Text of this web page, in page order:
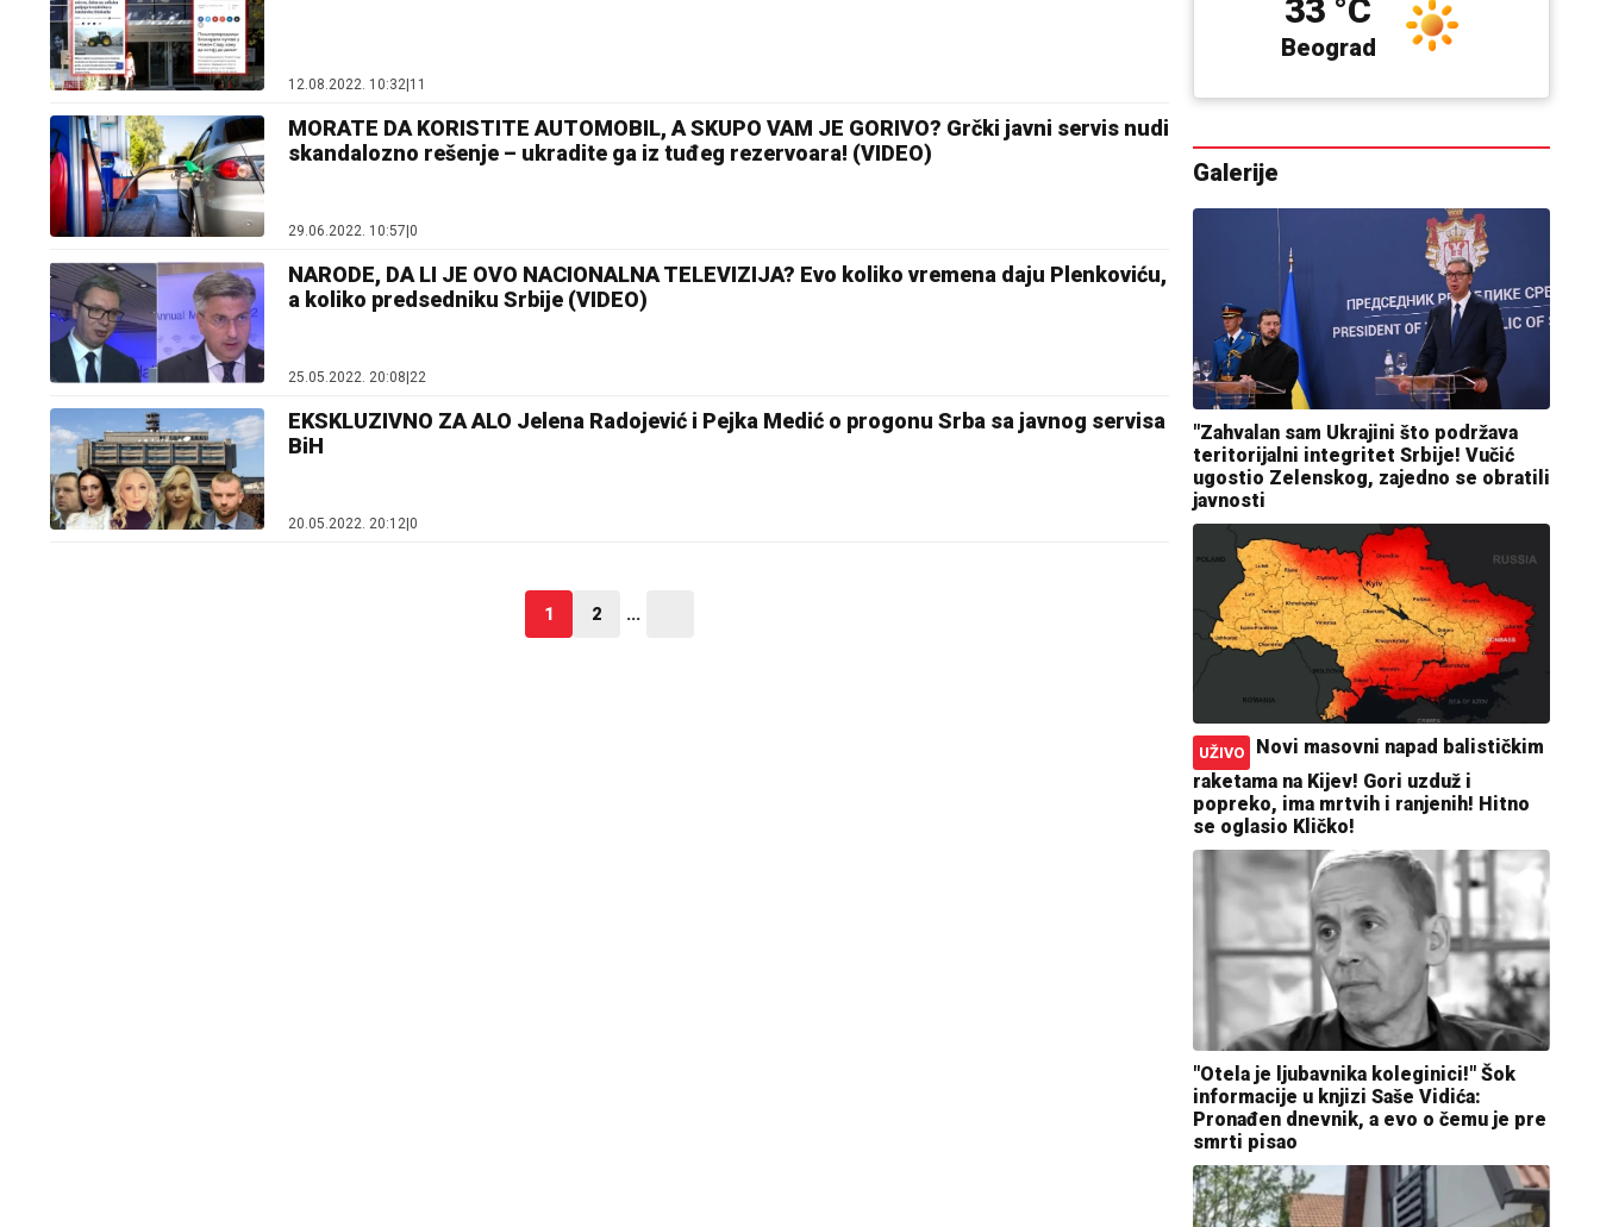
12.08.2022. 10:32|11
MORATE DA KORISTITE AUTOMOBIL, A SKUPO VAM JE GORIVO? Grčki javni servis nudi
skandalozno rešenje – ukradite ga iz tuđeg rezervoara! (VIDEO)
29.06.2022. 10:57|0
NARODE, DA LI JE OVO NACIONALNA TELEVIZIJA? Evo koliko vremena daju Plenkoviću,
a koliko predsedniku Srbije (VIDEO)
25.05.2022. 20:08|22
EKSKLUZIVNO ZA ALO Jelena Radojević i Pejka Medić o progonu Srba sa javnog servisa
BiH
20.05.2022. 20:12|0
1 2 ...
Beograd
33 °C
Galerije
"Zahvalan sam Ukrajini što podržava
teritorijalni integritet Srbije! Vučić
ugostio Zelenskog, zajedno se obratili
javnosti
UŽIVO
Novi masovni napad balističkim
raketama na Kijev! Gori uzduž i
popreko, ima mrtvih i ranjenih! Hitno
se oglasio Kličko!
"Otela je ljubavnika koleginici!" Šok
informacije u knjizi Saše Vidića:
Pronađen dnevnik, a evo o čemu je pre
smrti pisao